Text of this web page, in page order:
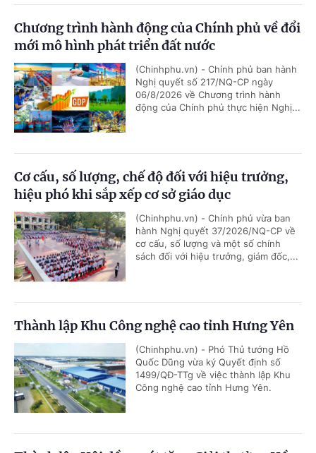
Chương trình hành động của Chính phủ về đổi
mới mô hình phát triển đất nước
(Chinhphu.vn) - Chính phủ ban hành
Nghị quyết số 217/NQ-CP ngày
06/8/2026 về Chương trình hành
động của Chính phủ thực hiện Nghị...
Cơ cấu, số lượng, chế độ đối với hiệu trưởng,
hiệu phó khi sắp xếp cơ sở giáo dục
(Chinhphu.vn) - Chính phủ vừa ban
hành Nghị quyết 37/2026/NQ-CP về
cơ cấu, số lượng và một số chính
sách đối với hiệu trưởng, giám đốc,...
Thành lập Khu Công nghệ cao tỉnh Hưng Yên
(Chinhphu.vn) - Phó Thủ tướng Hồ
Quốc Dũng vừa ký Quyết định số
1499/QĐ-TTg về việc thành lập Khu
Công nghệ cao tỉnh Hưng Yên.